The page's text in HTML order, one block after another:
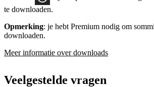
te downloaden.
Opmerking: je hebt Premium nodig om
downloaden.
Meer informatie over downloads
Veelgestelde vragen